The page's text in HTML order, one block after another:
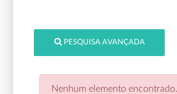
PESQUISA AVANÇADA
Nenhum elemento encontrado.